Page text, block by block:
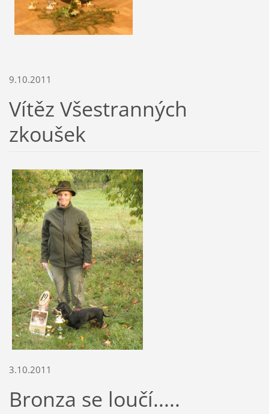
9.10.2011
Vítěz Všestranných
zkoušek
3.10.2011
Bronza se loučí.....